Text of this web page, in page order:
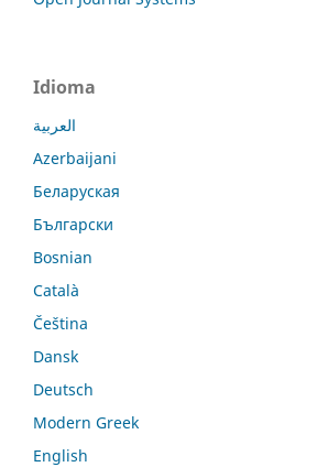
Idioma
العربية
Azerbaijani
Беларуская
Български
Bosnian
Català
Čeština
Dansk
Deutsch
Modern Greek
English